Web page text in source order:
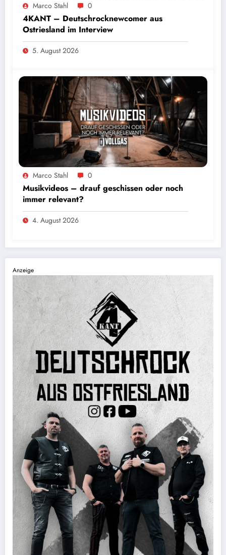
Marco Stahl 0
4KANT – Deutschrocknewcomer aus
Ostriesland im Interview
5. August 2026
Marco Stahl 0
Musikvideos – drauf geschissen oder noch
immer relevant?
4. August 2026
Anzeige